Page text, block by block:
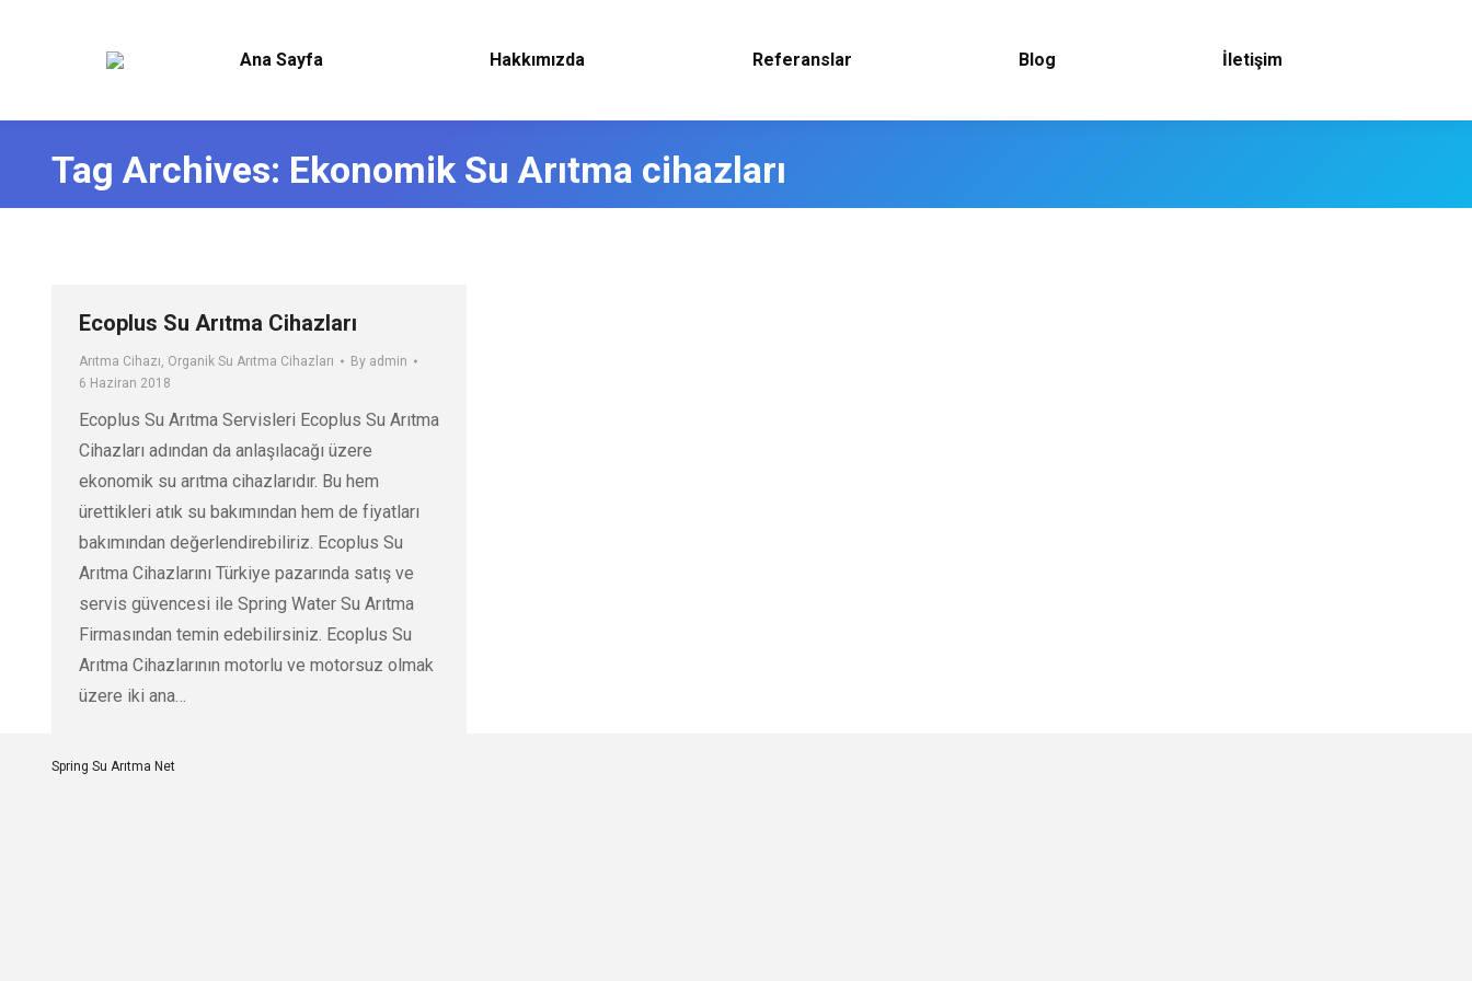
Ana Sayfa Hakkımızda Referanslar Blog İletişim
Tag Archives: Ekonomik Su Arıtma cihazları
Ecoplus Su Arıtma Cihazları
Arıtma Cihazı, Organik Su Arıtma Cihazları By admin
6 Haziran 2018
Ecoplus Su Arıtma Servisleri Ecoplus Su Arıtma
Cihazları adından da anlaşılacağı üzere
ekonomik su arıtma cihazlarıdır. Bu hem
ürettikleri atık su bakımından hem de fiyatları
bakımından değerlendirebiliriz. Ecoplus Su
Arıtma Cihazlarını Türkiye pazarında satış ve
servis güvencesi ile Spring Water Su Arıtma
Firmasından temin edebilirsiniz. Ecoplus Su
Arıtma Cihazlarının motorlu ve motorsuz olmak
üzere iki ana…
Spring Su Arıtma Net